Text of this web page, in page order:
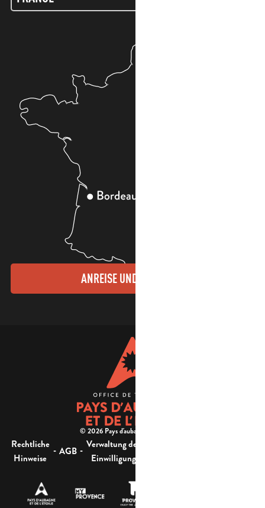
ANREISE UND KONTAKTE
© 2026 Pays d'aubagne et de l'étoile -
Rechtliche
Hinweise
- AGB - Verwaltung der
Einwilligung